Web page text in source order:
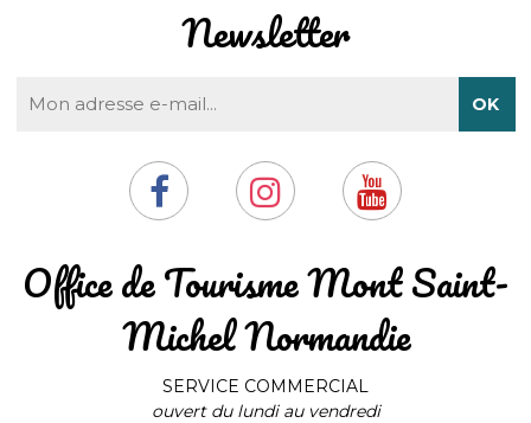
​Office de Tourisme Mont Saint-
Michel Normandie
SERVICE COMMERCIAL
ouvert du lundi au vendredi
Newsletter